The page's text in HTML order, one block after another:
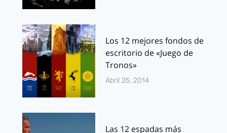
Los 12 mejores fondos de
escritorio de «Juego de
Tronos»
Abril 25, 2014
Las 12 espadas más